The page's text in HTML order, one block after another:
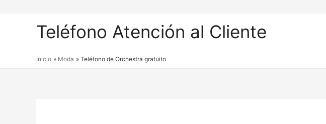
Teléfono Atención al Cliente
Inicio Moda Teléfono de Orchestra gratuito